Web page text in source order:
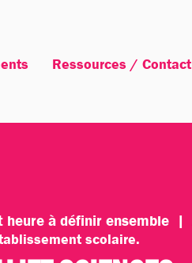
Ressources / Contact
heure à définir ensemble
  |
scolaire.